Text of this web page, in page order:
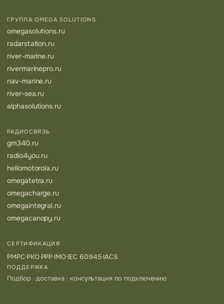
ГРУППА OMEGA SOLUTIONS
omegasolutions.ru
radarstation.ru
river-marine.ru
rivermarinepro.ru
nav-marine.ru
river-sea.ru
alphasolutions.ru
РАДИОСВЯЗЬ
gm340.ru
radio4you.ru
hellomotorola.ru
omegatetra.ru
omegacharge.ru
omegaintegral.ru
omegacanopy.ru
СЕРТИФИКАЦИЯ
РМРС·РКО·РРР·IMO·IEC 60945·IACS
ПОДДЕРЖКА
Подбор · доставка · консультация по подключению